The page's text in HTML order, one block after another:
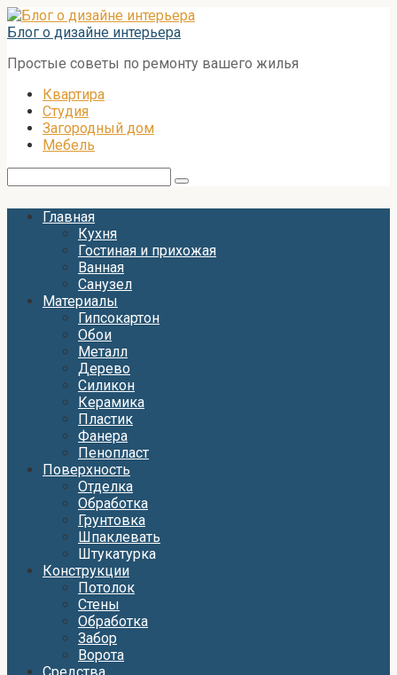
Перейти
к
Блог о дизайне интерьера
Простые советы по ремонту вашего жилья
Квартира
Студия
Загородный дом
Мебель
Главная
Кухня
Гостиная и прихожая
Ванная
Санузел
Материалы
Гипсокартон
Обои
Металл
Дерево
Силикон
Керамика
Пластик
Фанера
Пенопласт
Поверхность
Отделка
Обработка
Грунтовка
Шпаклевать
Штукатурка
Конструкции
Потолок
Стены
Обработка
Забор
Ворота